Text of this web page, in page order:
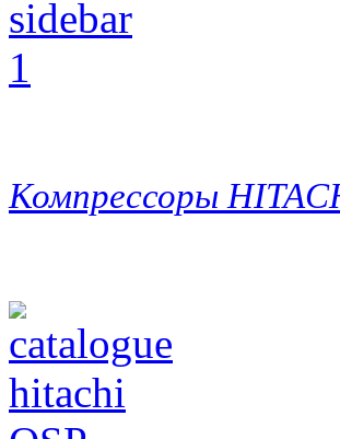
Компрессоры